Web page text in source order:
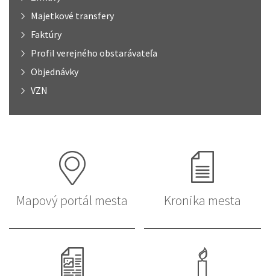
Majetkové transfery
Faktúry
Profil verejného obstarávateľa
Objednávky
VZN
Mapový portál mesta Kronika mesta